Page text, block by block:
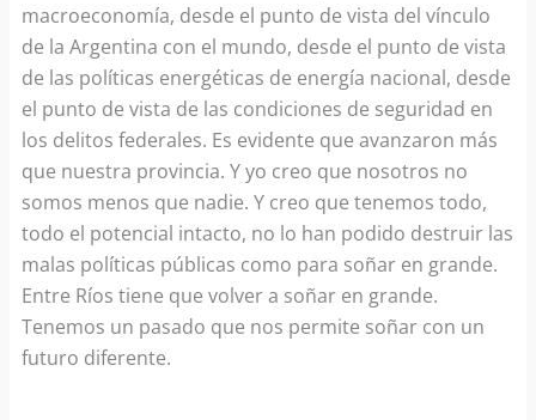
macroeconomía, desde el punto de vista del vínculo
de la Argentina con el mundo, desde el punto de vista
de las políticas energéticas de energía nacional, desde
el punto de vista de las condiciones de seguridad en
los delitos federales. Es evidente que avanzaron más
que nuestra provincia. Y yo creo que nosotros no
somos menos que nadie. Y creo que tenemos todo,
todo el potencial intacto, no lo han podido destruir las
malas políticas públicas como para soñar en grande.
Entre Ríos tiene que volver a soñar en grande.
Tenemos un pasado que nos permite soñar con un
futuro diferente.